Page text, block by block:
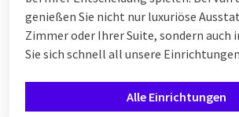
genießen Sie nicht nur luxuriöse
Zimmer oder Ihrer Suite, sondern auch
Sie sich schnell all unsere
Alle Einrichtungen